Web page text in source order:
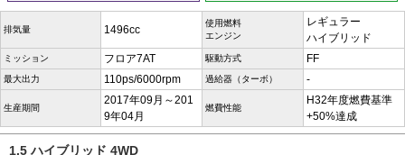
排気量 1496cc
使用燃料
エンジン
レギュラー
ハイブリッド
ミッション フロア7AT 駆動方式 FF
最大出力 110ps/6000rpm 過給器（ターボ） -
生産期間
2017年09月～201
9年04月
燃費性能
H32年度燃費基準
+50%達成
1.5 ハイブリッド 4WD